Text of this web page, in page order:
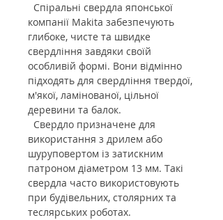
Спіральні свердла японської
компанії Makita забезпечують
глибоке, чисте та швидке
свердління завдяки своїй
особливій формі. Вони відмінно
підходять для свердління твердої,
м'якої, ламінованої, цільної
деревини та балок.
Свердло призначене для
використання з дрилем або
шуруповертом із затискним
патроном діаметром 13 мм. Такі
свердла часто використовують
при будівельних, столярних та
теслярських роботах.